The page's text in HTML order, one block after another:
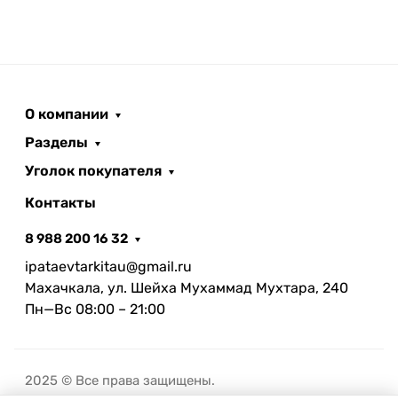
О компании
Разделы
Уголок покупателя
Контакты
8 988 200 16 32
ipataevtarkitau@gmail.ru
Махачкала, ул. Шейха Мухаммад Мухтара, 240
Пн—Вс 08:00 – 21:00
2025 © Все права защищены.